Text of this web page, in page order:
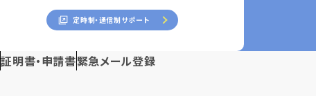
定時制・通信制サポート
証明書・申請書緊急メール登録